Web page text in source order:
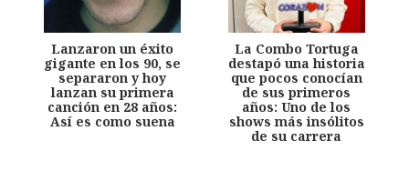
Lanzaron un éxito
gigante en los 90, se
separaron y hoy
lanzan su primera
canción en 28 años:
Así es como suena
La Combo Tortuga
destapó una historia
que pocos conocían
de sus primeros
años: Uno de los
shows más insólitos
de su carrera